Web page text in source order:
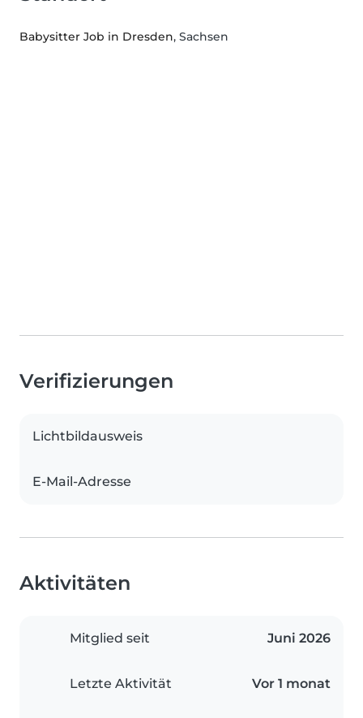
Babysitter Job in Dresden, Sachsen
Verifizierungen
Lichtbildausweis
E-Mail-Adresse
Aktivitäten
Mitglied seit Juni 2026
Letzte Aktivität Vor 1 monat